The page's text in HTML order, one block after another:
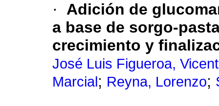
·
Adición de
a base de sorgo-
crecimiento y
José Luis Figueroa,
Marcial ; Reyna, Lorenzo;